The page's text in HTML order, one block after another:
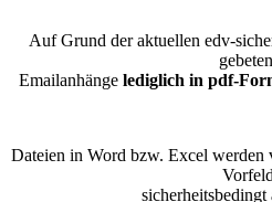
Auf Grund der aktuellen edv-
Emailanhänge lediglich in pdf-
Dateien in Word bzw. Excel
Vorfeld
sicherheitsbedingt